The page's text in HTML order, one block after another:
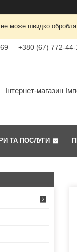
не може швидко
+380 (67) 772-44-
Інтернет-магазин
ТА ПОСЛУГИ